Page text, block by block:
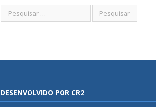
DESENVOLVIDO POR CR2